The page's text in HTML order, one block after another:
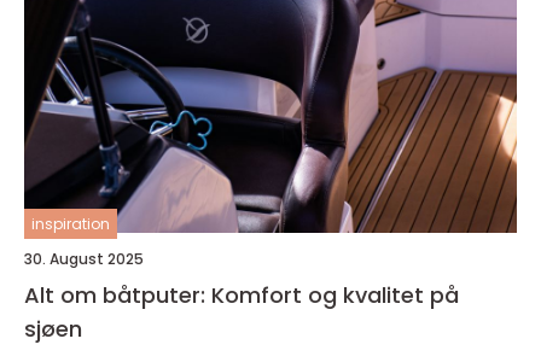
inspiration
30. August 2025
Alt om båtputer: Komfort og kvalitet på
sjøen